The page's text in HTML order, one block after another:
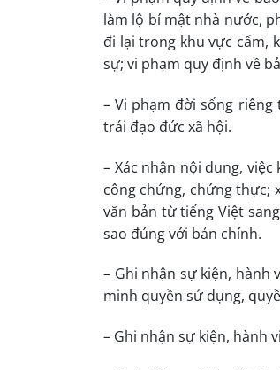
làm lộ bí mật nhà nước,
đi lại trong khu vực cấm,
sự; vi phạm quy định về
– Vi phạm đời sống
trái đạo đức xã hội.
– Xác nhận nội dung,
công chứng, chứng thực;
văn bản từ tiếng Việt
sao đúng với bản chính.
– Ghi nhận sự kiện, hành
minh quyền sử dụng,
– Ghi nhận sự kiện, hành